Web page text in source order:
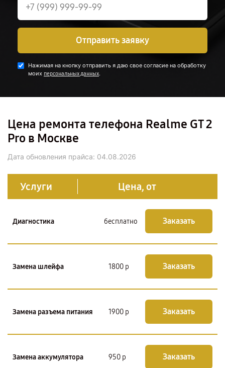
Отправить заявку
Нажимая на кнопку отправить я даю свое согласие на обработку
моих персональных данных.
Цена ремонта телефона Realme GT 2
Pro в Москве
Дата обновления прайса: 04.08.2026
Услуги Цена, от
Диагностика бесплатно Заказать
Замена шлейфа 1800 р Заказать
Замена разъема питания 1900 р Заказать
Замена аккумулятора 950 р Заказать